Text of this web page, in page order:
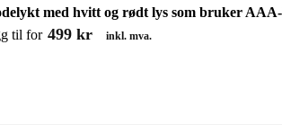
med hvitt og rødt lyssom bruker
til for 499 kr inkl. mva.